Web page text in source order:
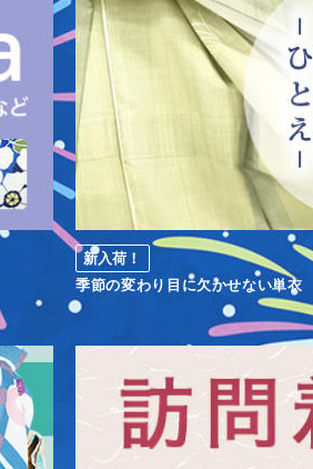
新入荷！
季節の変わり目に欠かせない単衣